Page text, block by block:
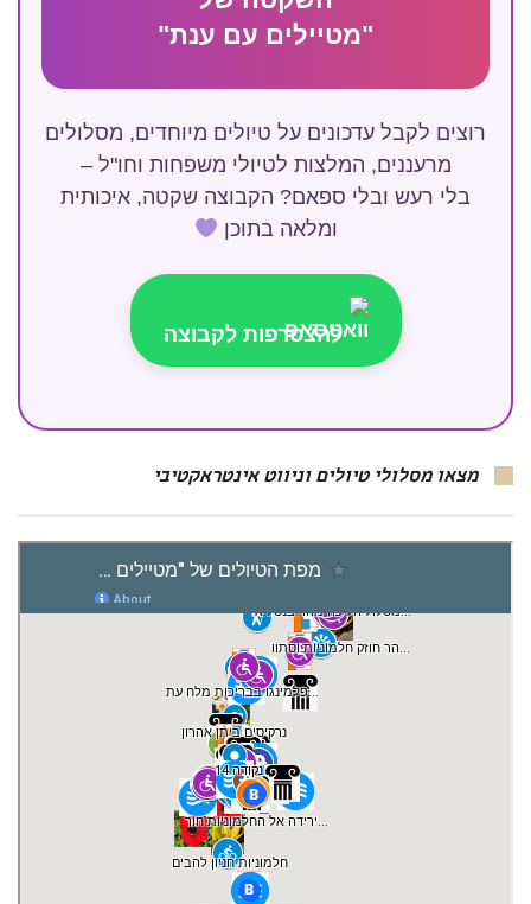
"מטיילים עם ענת"
רוצים לקבל עדכונים על טיולים מיוחדים, מסלולים
מרעננים, המלצות לטיולי משפחות וחו"ל –
בלי רעש ובלי ספאם? הקבוצה שקטה, איכותית
ומלאה בתוכן
להצטרפות לקבוצה
מצאו מסלולי טיולים וניווט אינטראקטיבי